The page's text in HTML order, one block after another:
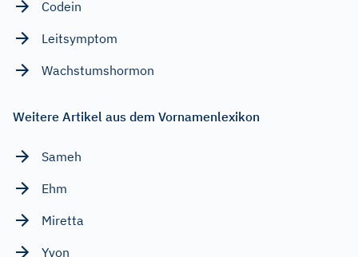
Codein
Leitsymptom
Wachstumshormon
Weitere Artikel aus dem Vornamenlexikon
Sameh
Ehm
Miretta
Yvon